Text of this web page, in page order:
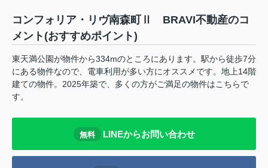
コンフォリア・リヴ南森町Ⅱ BRAVI不動産のコ
メント(おすすめポイント)
東天満公園が物件から334mのところにあります。駅から徒歩7分
にある物件なので、電車利用が多い方にオススメです。地上14階
建ての物件。2025年築で、多くの方がご満足の物件はこちらで
す。
無料 LINEからお問い合わせ